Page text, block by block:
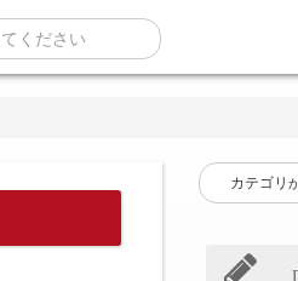
カテゴリ